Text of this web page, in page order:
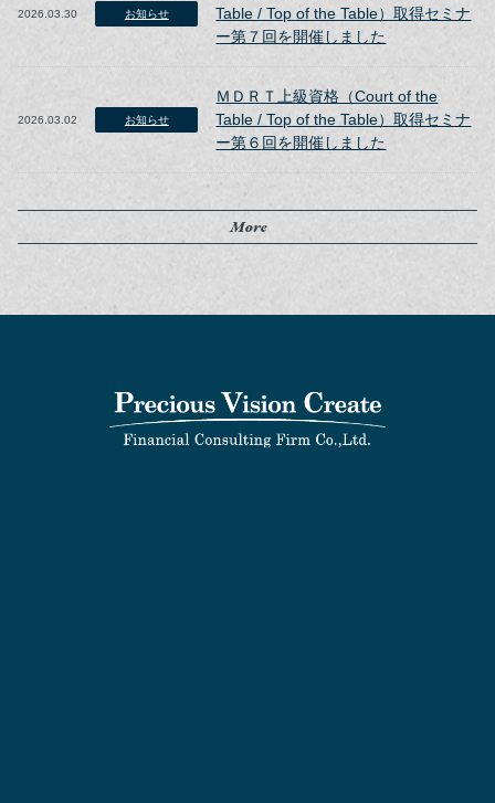
More
2026.03.30 お知らせ
Table / Top of the Table）取得セミナ
ー第７回を開催しました
2026.03.02 お知らせ
ＭＤＲＴ上級資格（Court of the
Table / Top of the Table）取得セミナ
ー第６回を開催しました